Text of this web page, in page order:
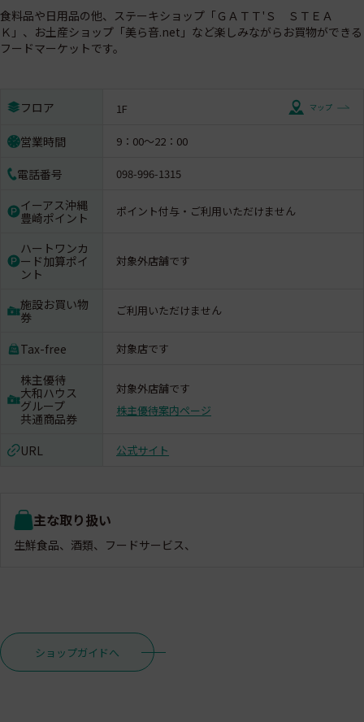
食料品や日用品の他、ステーキショップ「ＧＡＴＴ'Ｓ ＳＴＥＡ
Ｋ」、お土産ショップ「美ら音.net」など楽しみながらお買物ができる
フードマーケットです。
フロア 1F
営業時間 9：00～22：00
電話番号 098-996-1315
イーアス沖縄
豊崎ポイント
ポイント付与・ご利用いただけません
ハートワンカ
ード加算ポイ
ント
対象外店舗です
施設お買い物
券
ご利用いただけません
Tax-free 対象店です
株主優待
大和ハウス
グループ
共通商品券
対象外店舗です
株主優待案内ページ
URL 公式サイト
主な取り扱い
生鮮食品、酒類、フードサービス、
ショップガイドへ